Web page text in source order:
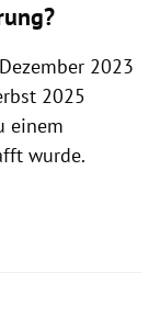
2023
2025
einem
wurde.